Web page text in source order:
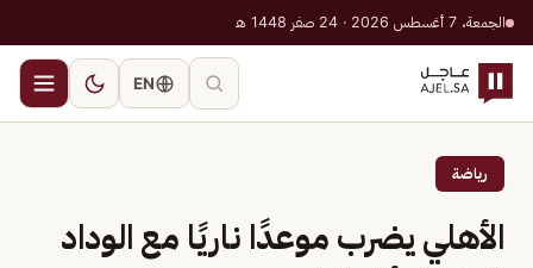
الجمعة، 7 أغسطس 2026 · 24 صفر 1448 هـ
EN
رياضة
الأهلي يضرب موعدًا ناريًا مع الوداد